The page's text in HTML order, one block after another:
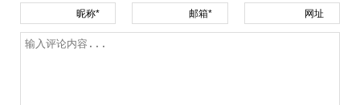
昵称* 邮箱* 网址